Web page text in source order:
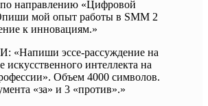
по направлению «Цифровой
мой опыт работы в SMM 2
к инновациям.»
«Напиши эссе-рассуждение на
искусственного интеллекта на
Объем 4000 символов.
«за» и 3 «против».»